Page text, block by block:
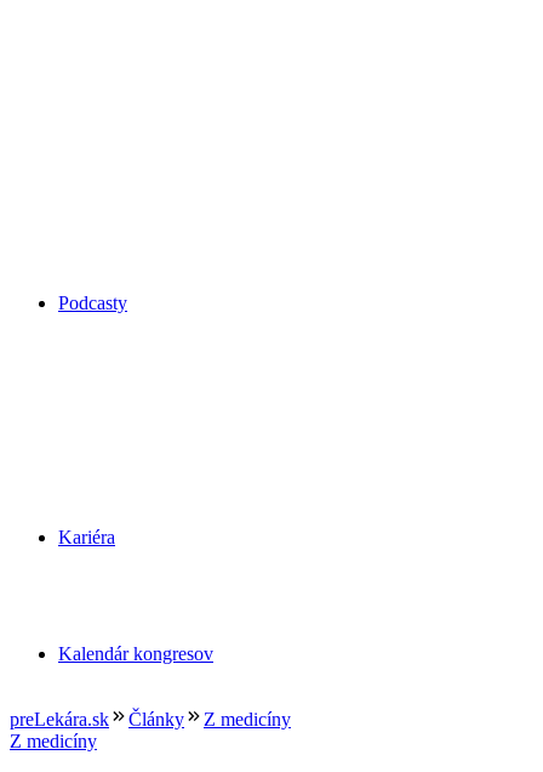
Podcasty
Kariéra
Kalendár kongresov
preLekára.sk Články
Z medicíny
Z medicíny